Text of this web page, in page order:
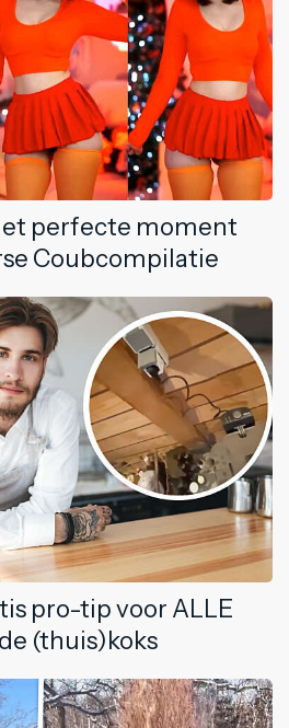
perfecte moment
Coubcompilatie
pro-tip voor ALLE
(thuis)koks